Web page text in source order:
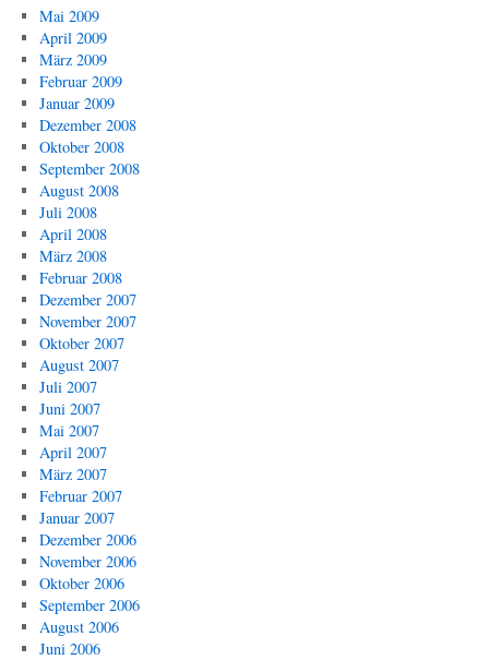
Mai 2009
April 2009
März 2009
Februar 2009
Januar 2009
Dezember 2008
Oktober 2008
September 2008
August 2008
Juli 2008
April 2008
März 2008
Februar 2008
Dezember 2007
November 2007
Oktober 2007
August 2007
Juli 2007
Juni 2007
Mai 2007
April 2007
März 2007
Februar 2007
Januar 2007
Dezember 2006
November 2006
Oktober 2006
September 2006
August 2006
Juni 2006